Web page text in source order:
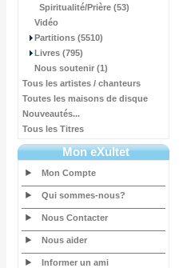
Spiritualité/Prière (53)
Vidéo
Partitions (5510)
Livres (795)
Nous soutenir (1)
Tous les artistes / chanteurs
Toutes les maisons de disque
Nouveautés...
Tous les Titres
Mon eXultet
Mon Compte
Qui sommes-nous?
Nous Contacter
Nous aider
Informer un ami